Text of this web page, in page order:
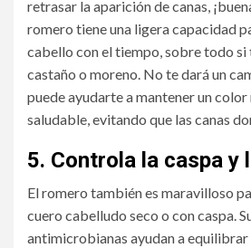
retrasar la aparición de canas,
romero tiene una ligera capacidad
cabello con el tiempo, sobre todo si
castaño o moreno. No te dará un
puede ayudarte a mantener un
saludable, evitando que las canas
5. Controla la caspa y
El romero también es maravilloso
cuero cabelludo seco o con caspa.
antimicrobianas ayudan a